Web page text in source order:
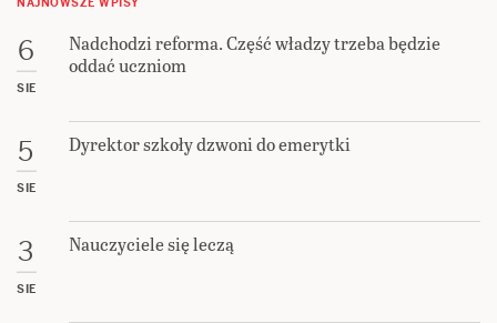
NAJNOWSZE WPISY
6
SIE
Nadchodzi reforma. Część władzy trzeba będzie
oddać uczniom
5
SIE
Dyrektor szkoły dzwoni do emerytki
3
SIE
Nauczyciele się leczą